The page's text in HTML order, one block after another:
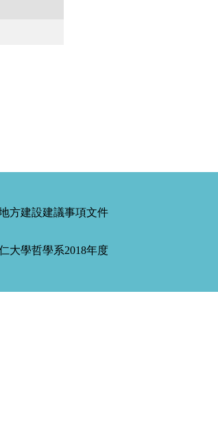
方建設建議事項文件
大學哲學系2018年度